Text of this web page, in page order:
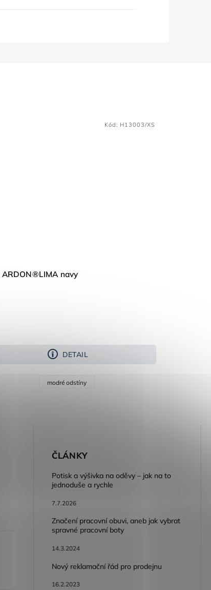
ARDON®LIMA navy
DETAIL
modré odstíny
Kód: H13003/XS
ČLÁNKY
Potisk a výšivka na oděvy – jak na to
jednoduše a rychle
7.7.2026
Značení pracovní obuvi, aneb jak vybrat
spravné pracovní boty
14.3.2024
Nový reklamační řád pro prodejnu
16.2.2023